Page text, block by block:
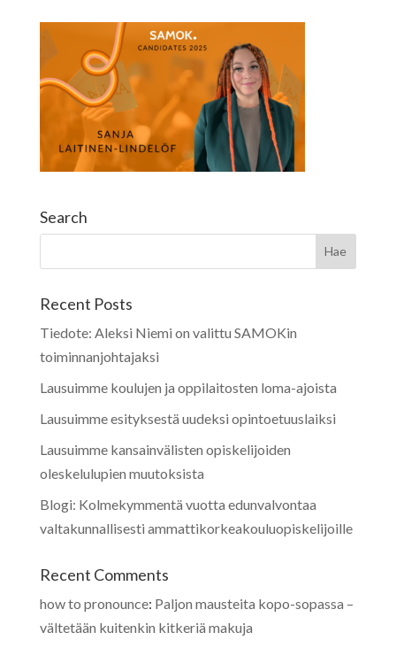
Search
Recent Posts
Tiedote: Aleksi Niemi on valittu SAMOKin
toiminnanjohtajaksi
Lausuimme koulujen ja oppilaitosten loma-ajoista
Lausuimme esityksestä uudeksi opintoetuuslaiksi
Lausuimme kansainvälisten opiskelijoiden
oleskelulupien muutoksista
Blogi: Kolmekymmentä vuotta edunvalvontaa
valtakunnallisesti ammattikorkeakouluopiskelijoille
Recent Comments
how to pronounce: Paljon mausteita kopo-sopassa –
vältetään kuitenkin kitkeriä makuja